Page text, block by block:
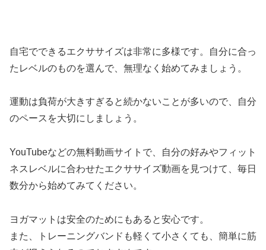
自宅でできるエクササイズは非常に多様です。自分に合っ
たレベルのものを選んで、無理なく始めてみましょう。
運動は負荷が大きすぎると続かないことが多いので、自分
のペースを大切にしましょう。
YouTubeなどの無料動画サイトで、自分の好みやフィット
ネスレベルに合わせたエクササイズ動画を見つけて、毎日
数分から始めてみてください。
ヨガマットは安全のためにもあると安心です。
また、トレーニングバンドも軽くて小さくても、簡単に筋